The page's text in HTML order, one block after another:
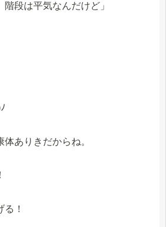
階段は平気なんだけど」
ありきだからね。
！